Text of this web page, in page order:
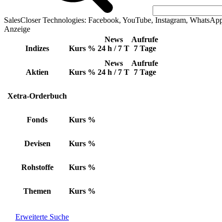
SalesCloser Technologies: Facebook, YouTube, Instagram,
Anzeige
Indizes Kurs %
News
24 h / 7 T
Aufrufe
7 Tage
Aktien Kurs %
News
24 h / 7 T
Aufrufe
7 Tage
Xetra-Orderbuch
Fonds Kurs %
Devisen Kurs %
Rohstoffe Kurs %
Themen Kurs %
Erweiterte Suche